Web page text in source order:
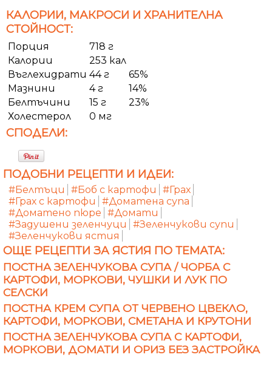
КАЛОРИИ, МАКРОСИ И ХРАНИТЕЛНА
СТОЙНОСТ:
Порция
718 г
Калории
253 кал
Въглехидрати 44 г
65%
Мазнини
4 г
14%
Белтъчини
15 г
23%
Холестерол
0 мг
СПОДЕЛИ:
ПОДОБНИ РЕЦЕПТИ И ИДЕИ:
#Белтъци #Боб с картофи
#Грах
#Грах с картофи
#Доматена супа
#Доматено пюре #Домати
#Задушени зеленчуци
#Зеленчукови супи
#Зеленчукови ястия
ОЩЕ РЕЦЕПТИ ЗА ЯСТИЯ ПО ТЕМАТА:
ПОСТНА ЗЕЛЕНЧУКОВА СУПА / ЧОРБА С
КАРТОФИ, МОРКОВИ, ЧУШКИ И ЛУК ПО
СЕЛСКИ
ПОСТНА КРЕМ СУПА ОТ ЧЕРВЕНО ЦВЕКЛО,
КАРТОФИ, МОРКОВИ, СМЕТАНА И КРУТОНИ
ПОСТНА ЗЕЛЕНЧУКОВА СУПА С КАРТОФИ,
МОРКОВИ, ДОМАТИ И ОРИЗ БЕЗ ЗАСТРОЙКА